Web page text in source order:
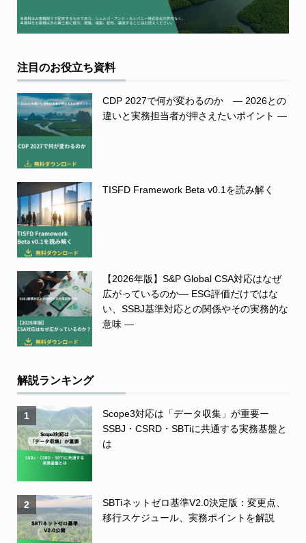
注目のお役立ち資料
CDP 2027で何が変わるのか ― 2026との
違いと実務担当者が押さえたいポイント ―
TISFD Framework Beta v0.1を読み解く
【2026年版】S&P Global CSA対応はなぜ
広がっているのか― ESG評価だけではな
い、SSBJ基準対応との関係やその実務的な
意味 ―
解説ランキング
1
Scope3対応は「データ収集」が重要ー
SSBJ・CSRD・SBTiに共通する実務基盤と
は
2
SBTiネットゼロ基準V2.0決定版：変更点、
移行スケジュール、実務ポイントを解説